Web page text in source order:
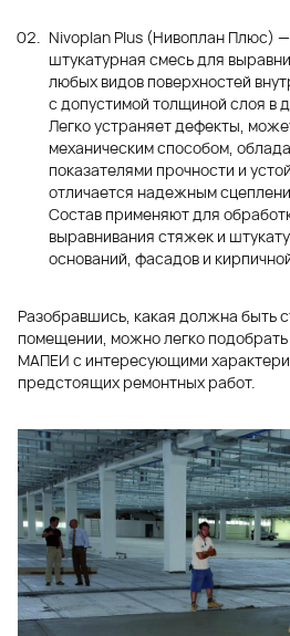
Nivoplan Plus (Нивоплан Плюс)
штукатурная смесь для
любых видов поверхностей
с допустимой толщиной слоя в
Легко устраняет дефекты,
механическим способом,
показателями прочности и
отличается надежным
Состав применяют для
выравнивания стяжек и
оснований, фасадов и
Разобравшись, какая должна быть
помещении, можно легко
МАПЕИ с интересующими
предстоящих ремонтных работ.